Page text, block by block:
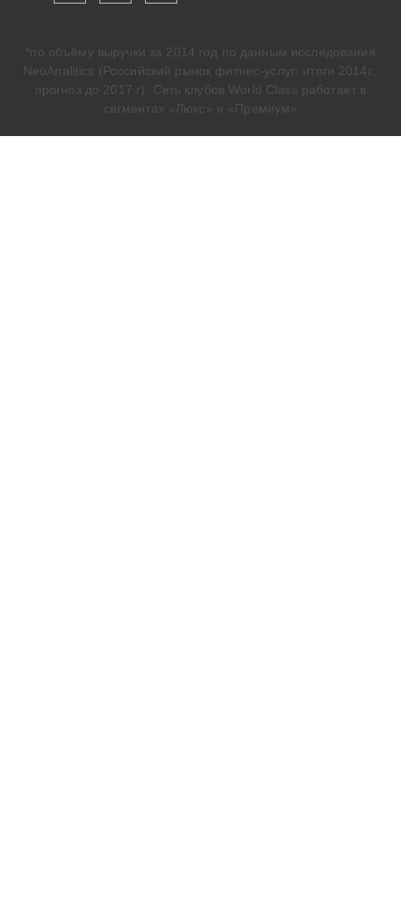
*по объёму выручки за 2014 год по данным исследования
NeoAnalitics (Российский рынок фитнес-услуг: итоги 2014г.,
прогноз до 2017 г). Сеть клубов World Class работает в
сегментах «Люкс» и «Премиум»